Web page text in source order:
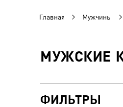
Главная Мужчины
МУЖСКИЕ
ФИЛЬТРЫ